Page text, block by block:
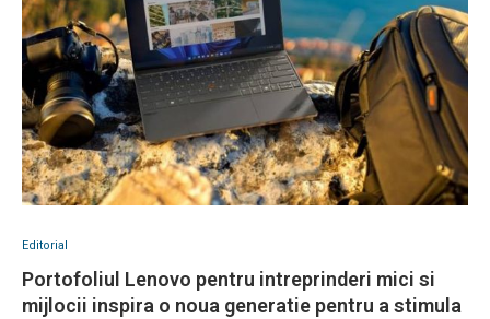
Editorial
Portofoliul Lenovo pentru intreprinderi mici si
mijlocii inspira o noua generatie pentru a stimula